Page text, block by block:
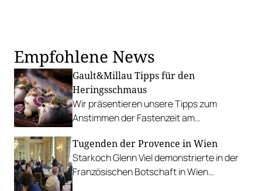
Empfohlene News
Gault&Millau Tipps für den
Heringsschmaus
Wir präsentieren unsere Tipps zum
Anstimmen der Fastenzeit am
Heringssalat bis hin zu ausgefalleneren
Alternativen.
Tugenden der Provence in Wien
Starkoch Glenn Viel demonstrierte in der
Französischen Botschaft in Wien